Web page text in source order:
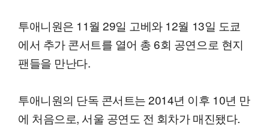
투애니원은 11월 29일 고베와 12월 13일 도쿄
에서 추가 콘서트를 열어 총 6회 공연으로 현지
팬들을 만난다.
투애니원의 단독 콘서트는 2014년 이후 10년 만
에 처음으로, 서울 공연도 전 회차가 매진됐다.